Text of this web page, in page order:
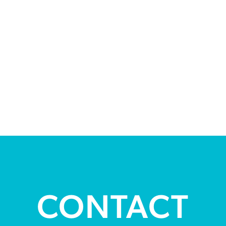
CONTACT